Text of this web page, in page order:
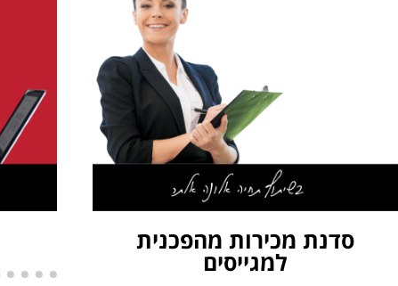
סדנת מכירות מהפכנית
למגייסים